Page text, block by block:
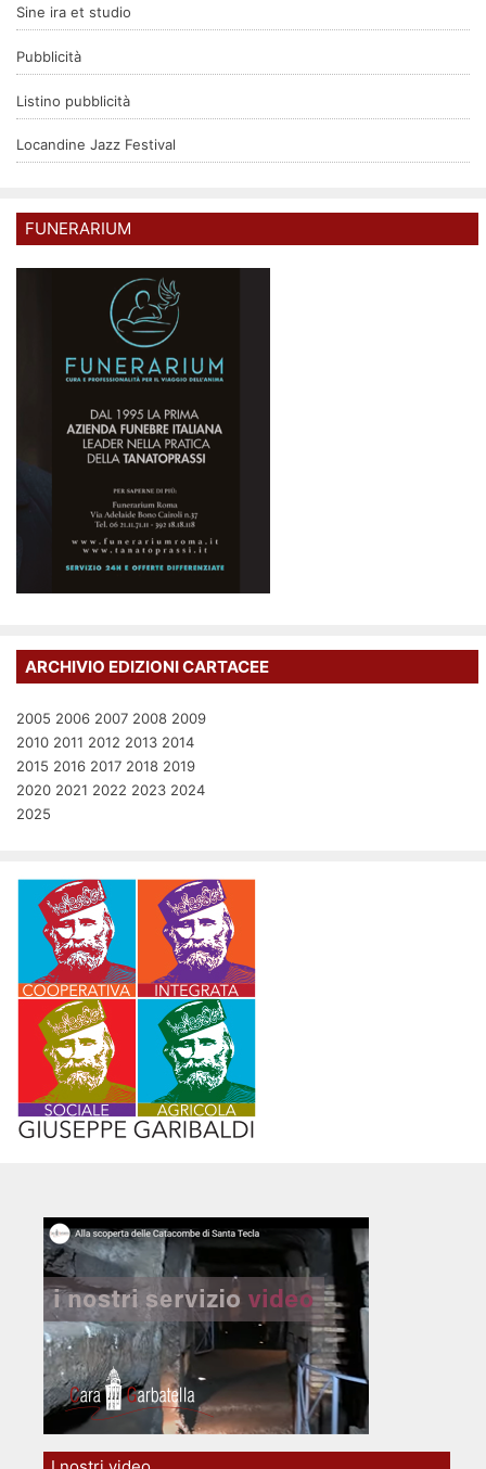
Sine ira et studio
Pubblicità
Listino pubblicità
Locandine Jazz Festival
FUNERARIUM
ARCHIVIO EDIZIONI CARTACEE
2005 2006 2007 2008 2009
2010 2011 2012 2013 2014
2015 2016 2017 2018 2019
2020 2021 2022 2023 2024
2025